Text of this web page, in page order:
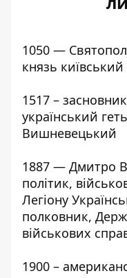
1050 —
князь київський
1517 –
український
Вишневецький
1887 — Дмитро
політик,
Легіону
полковник,
військових
1900 –